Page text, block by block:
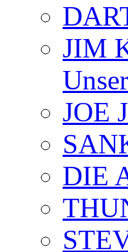
JIM
JOE
DIE